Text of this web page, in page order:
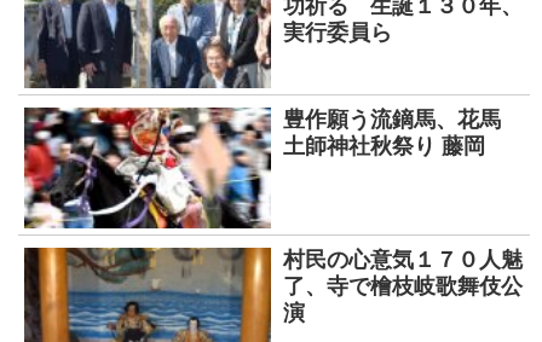
功祈る 生誕１３０年、
実行委員ら
豊作願う流鏑馬、花馬
土師神社秋祭り 藤岡
村民の心意気１７０人魅
了、寺で檜枝岐歌舞伎公
演